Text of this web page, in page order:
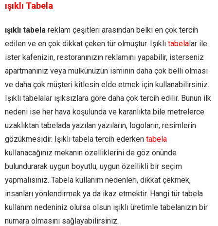
ışıklı Tabela
ışıklı tabela reklam çeşitleri arasından belki en çok tercih
edilen ve en çok dikkat çeken tür olmuştur. Işıklı tabelalar ile
ister kafenizin, restoranınızın reklamını yapabilir, isterseniz
apartmanınız veya mülkünüzün isminin daha çok belli olması
ve daha çok müşteri kitlesin elde etmek için kullanabilirsiniz.
Işıklı tabelalar ışıksızlara göre daha çok tercih edilir. Bunun ilk
nedeni ise her hava koşulunda ve karanlıkta bile metrelerce
uzaklıktan tabelada yazılan yazıların, logoların, resimlerin
gözükmesidir. Işıklı tabela tercih ederken tabela
kullanacağınız mekanın özelliklerini de göz önünde
bulundurarak uygun boyutlu, uygun özellikli bir seçim
yapmalısınız. Tabela kullanım nedenleri, dikkat çekmek,
insanları yönlendirmek ya da ikaz etmektir. Hangi tür tabela
kullanım nedeniniz olursa olsun ışıklı üretimle tabelanızın bir
numara olmasını sağlayabilirsiniz.